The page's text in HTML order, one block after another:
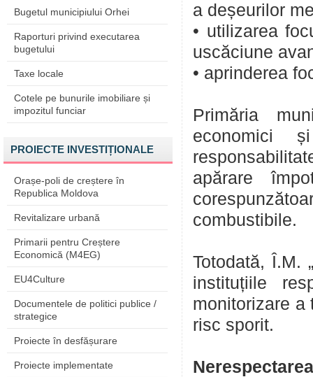
Bugetul municipiului Orhei
Raporturi privind executarea
bugetului
Taxe locale
Cotele pe bunurile imobiliare și
impozitul funciar
PROIECTE INVESTIȚIONALE
Orașe-poli de creștere în
Republica Moldova
Revitalizare urbană
Primarii pentru Creștere
Economică (M4EG)
EU4Culture
Documentele de politici publice /
strategice
Proiecte în desfășurare
Proiecte implementate
a deșeurilor
• utilizarea
uscăciune
• aprinderea
Primăria
economici
apărare
combustibile.
Totodată, Î.M.
instituțiile
monitorizare a
risc sporit.